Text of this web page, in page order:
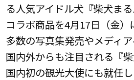
る人気アイドル犬『柴犬ま
コラボ商品を4月17日（金）
多数の写真集発売やメディア
国内外からも注目される『
国内初の観光大使にも就任